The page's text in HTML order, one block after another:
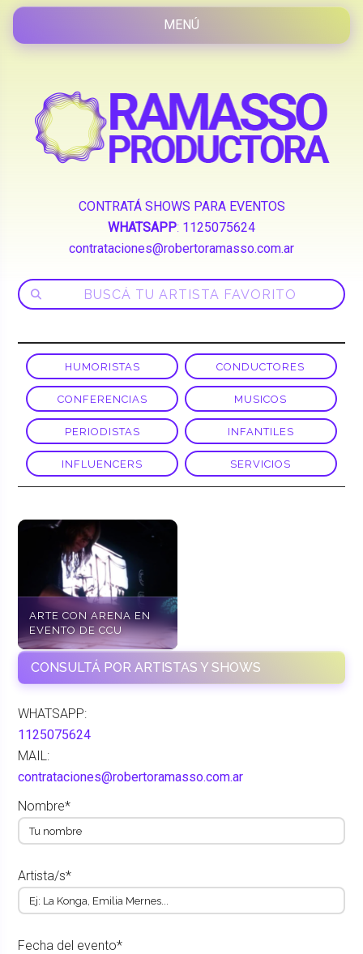
CONTRATÁ SHOWS PARA EVENTOS
WHATSAPP: 1125075624
contrataciones@robertoramasso.com.ar
HUMORISTAS CONDUCTORES
CONFERENCIAS MUSICOS
PERIODISTAS INFANTILES
INFLUENCERS SERVICIOS
ARTE CON ARENA EN
EVENTO DE CCU
CONSULTÁ POR ARTISTAS Y SHOWS
WHATSAPP:
1125075624
MAIL:
contrataciones@robertoramasso.com.ar
Nombre*
Artista/s*
Fecha del evento*